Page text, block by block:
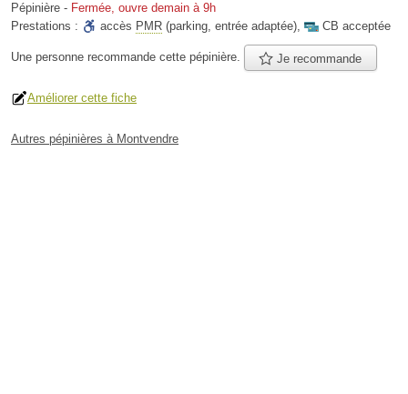
Pépinière - Fermée, ouvre demain à 9h
Prestations :
accès PMR (parking, entrée adaptée), CB acceptée
Une personne recommande cette pépinière. Je recommande
Améliorer cette fiche
Autres pépinières à Montvendre